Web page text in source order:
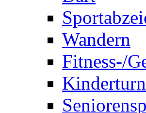
Wandern
Fitness-/